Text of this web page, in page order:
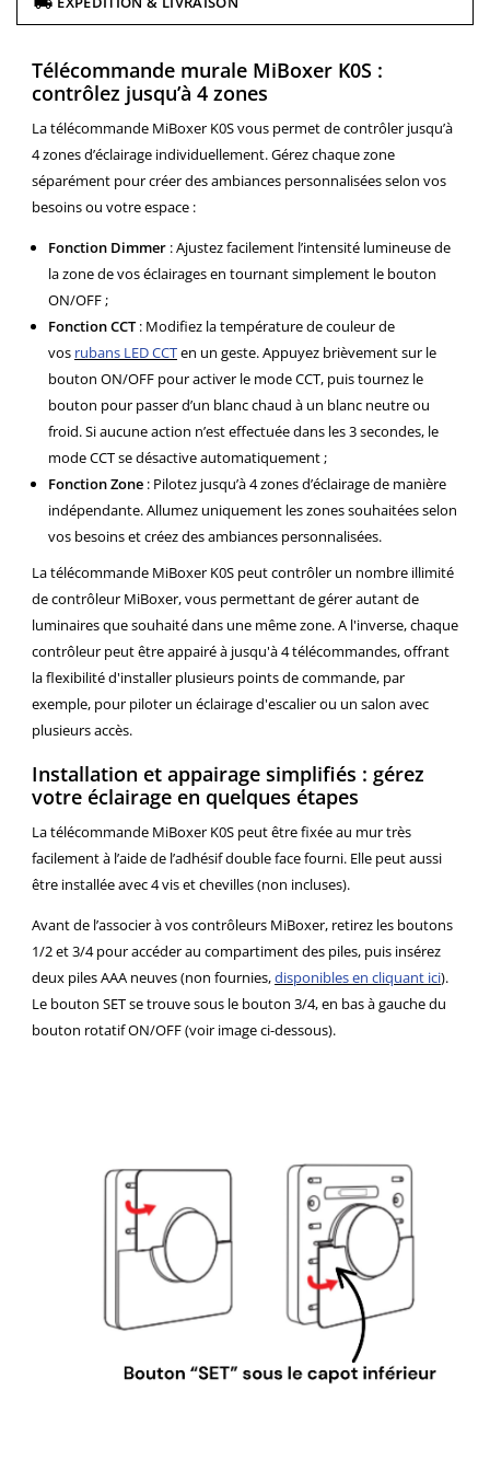
Télécommande murale MiBoxer K0S :
contrôlez jusqu’à 4 zones
La télécommande MiBoxer K0S vous permet de contrôler jusqu’à
4 zones d’éclairage individuellement. Gérez chaque zone
séparément pour créer des ambiances personnalisées selon vos
besoins ou votre espace :
Fonction Dimmer : Ajustez facilement l’intensité lumineuse de
la zone de vos éclairages en tournant simplement le bouton
ON/OFF ;
Fonction CCT: Modifiez la température de couleur de
vos rubans LED CCTen un geste. Appuyez brièvement sur le
bouton ON/OFF pour activer le mode CCT, puis tournez le
bouton pour passer d’un blanc chaud à un blanc neutre ou
froid. Si aucune action n’est effectuée dans les 3 secondes, le
mode CCT se désactive automatiquement ;
Fonction Zone : Pilotez jusqu’à 4 zones d’éclairage de manière
indépendante. Allumez uniquement les zones souhaitées selon
vos besoins et créez des ambiances personnalisées.
La télécommande MiBoxer K0S peut contrôler un nombre illimité
de contrôleur MiBoxer, vous permettant de gérer autant de
luminaires que souhaité dans une même zone. A l'inverse, chaque
contrôleur peut être appairé à jusqu'à 4 télécommandes, offrant
la flexibilité d'installer plusieurs points de commande, par
exemple, pour piloter un éclairage d'escalier ou un salon avec
plusieurs accès.
Installation et appairage simplifiés : gérez
votre éclairage en quelques étapes
La télécommande MiBoxer K0S peut être fixée au mur très
facilement à l’aide de l’adhésif double face fourni. Elle peut aussi
être installée avec 4 vis et chevilles (non incluses).
Avant de l’associer à vos contrôleurs MiBoxer, retirez les boutons
1/2 et 3/4 pour accéder au compartiment des piles, puis insérez
deux piles AAA neuves (non fournies,disponibles en cliquant ici).
Le bouton SET se trouve sous le bouton 3/4, en bas à gauche du
bouton rotatif ON/OFF (voir image ci-dessous).